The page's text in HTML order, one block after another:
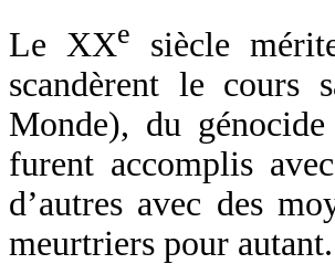
Le XXe
siècle
scandèrent le cours
Monde), du
furent accomplis
d’autres avec des
meurtriers pour autant.